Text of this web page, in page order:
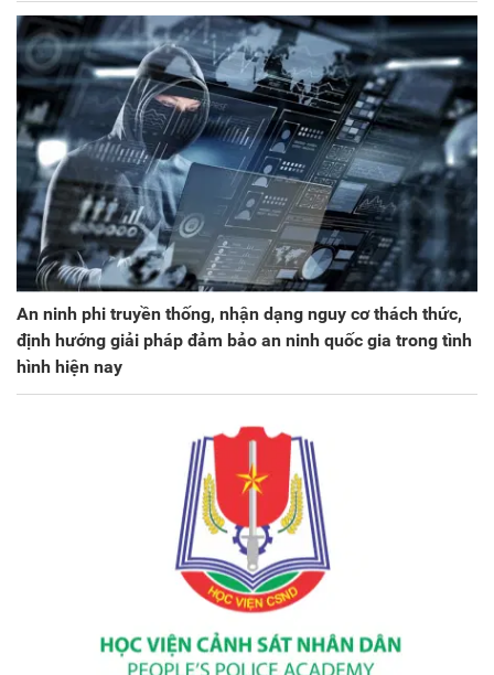
An ninh phi truyền thống, nhận dạng nguy cơ thách thức,
định hướng giải pháp đảm bảo an ninh quốc gia trong tình
hình hiện nay